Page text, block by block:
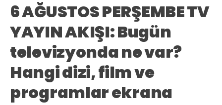
6 AĞUSTOS PERŞEMBE TV
YAYIN AKIŞI: Bugün
televizyonda ne var?
Hangi dizi, film ve
programlar ekrana